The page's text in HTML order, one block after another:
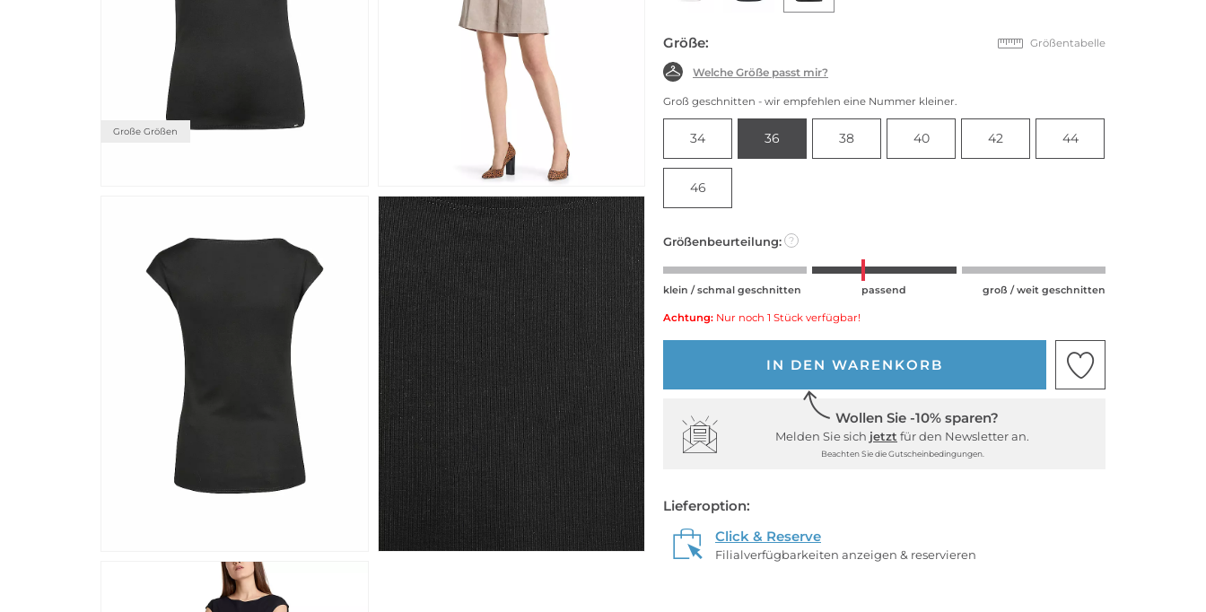
Große Größen
Größe: Größentabelle
Welche Größe passt mir?
Groß geschnitten - wir empfehlen eine Nummer kleiner.
34 36 38 40 42 44
46
Größenbeurteilung: ?
klein / schmal geschnitten passend groß / weit geschnitten
Achtung: Nur noch 1 Stück verfügbar!
IN DEN WARENKORB
Wollen Sie -10% sparen?
Melden Sie sich jetzt für den Newsletter an.
Beachten Sie die Gutscheinbedingungen.
Lieferoption:
Click & Reserve
Filialverfügbarkeiten anzeigen & reservieren